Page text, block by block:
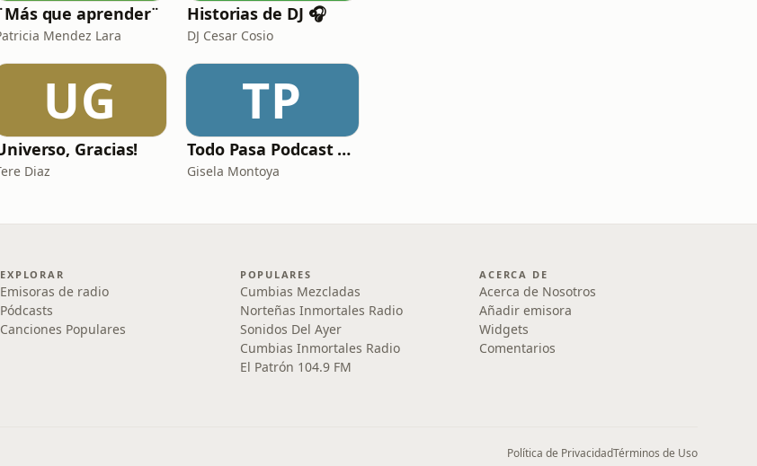
que aprender¨
Mendez Lara
Historias de DJ 🎧
DJ Cesar Cosio
UG
Gracias!
Diaz
TP
Todo Pasa Podcast por Gisela Montoya
Gisela Montoya
EXPLORAR
Emisoras de radio
Pódcasts
Canciones Populares
POPULARES
Cumbias Mezcladas
Norteñas Inmortales Radio
Sonidos Del Ayer
Cumbias Inmortales Radio
El Patrón 104.9 FM
ACERCA DE
Acerca de Nosotros
Añadir emisora
Widgets
Comentarios
Política de PrivacidadTérminos de Uso